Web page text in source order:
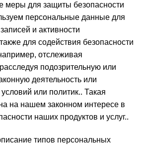
меры для защиты безопасности
персональные данные для
и активности
для содействия безопасности
отслеживая
подозрительную или
деятельность или
или политик.. Такая
на нашем законном интересе в
наших продуктов и услуг..
типов персональных